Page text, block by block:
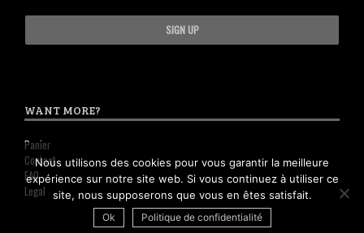
WANT MORE?
Panier
Contact
FAQ
Legal
Nous utilisons des cookies pour vous garantir la meilleure
expérience sur notre site web. Si vous continuez à utiliser ce
site, nous supposerons que vous en êtes satisfait.
Ok Politique de confidentialité